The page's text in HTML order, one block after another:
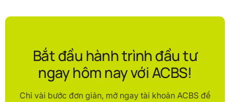
Bắt đầu hành trình đầu tư
ngay hôm nay với ACBS!
Chỉ vài bước đơn giản, mở ngay tài khoản ACBS để